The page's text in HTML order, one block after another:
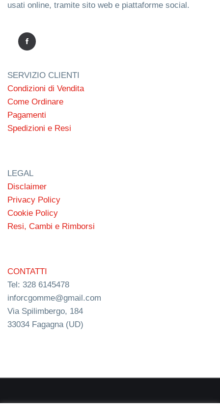
usati online, tramite sito web e piattaforme social.
SERVIZIO CLIENTI
Condizioni di Vendita
Come Ordinare
Pagamenti
Spedizioni e Resi
LEGAL
Disclaimer
Privacy Policy
Cookie Policy
Resi, Cambi e Rimborsi
CONTATTI
Tel: 328 6145478
inforcgomme@gmail.com
Via Spilimbergo, 184
33034 Fagagna (UD)